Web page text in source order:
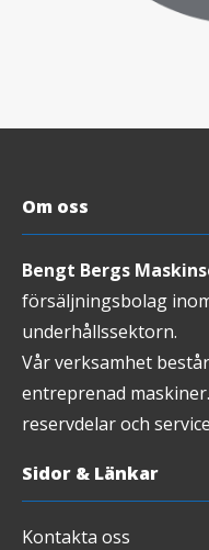
Om oss
Bengt Bergs
försäljningsbolag
underhållssektorn.
Vår verksamhet
entreprenad
reservdelar och
Sidor & Länkar
Kontakta oss